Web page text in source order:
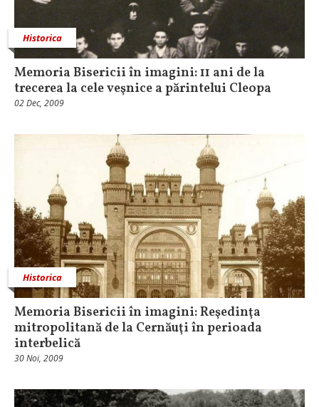
Historica
Memoria Bisericii în imagini: 11 ani de la
trecerea la cele veşnice a părintelui Cleopa
02 Dec, 2009
Historica
Memoria Bisericii în imagini: Reşedinţa
mitropolitană de la Cernăuţi în perioada
interbelică
30 Noi, 2009